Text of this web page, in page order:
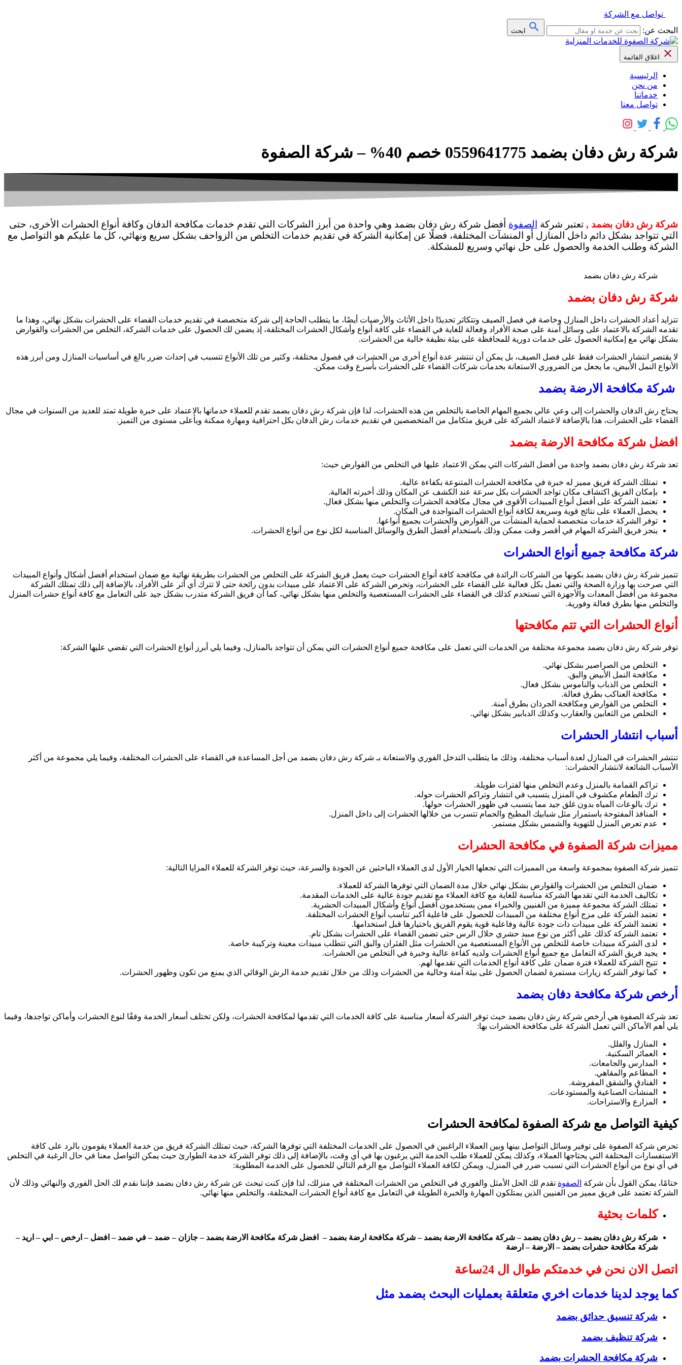
تواصل مع الشركة
البحث عن:
ابحث
اغلاق القائمة
الرئيسية
من نحن
خدماتنا
تواصل معنا
شركة رش دفان بضمد 0559641775 خصم 40% – شركة الصفوة
شركة رش دفان بضمد , تعتبر شركة الصفوة أفضل شركة رش دفان بضمد وهي واحدة من أبرز الشركات التي تقدم خدمات مكافحة الدفان وكافة أنواع الحشرات الأخرى، حتى
التي تتواجد بشكل دائم داخل المنازل أو المنشآت المختلفة، فضلًا عن إمكانية الشركة في تقديم خدمات التخلص من الزواحف بشكل سريع ونهائي، كل ما عليكم هو التواصل مع
الشركة وطلب الخدمة والحصول على حل نهائي وسريع للمشكلة.
شركة رش دفان بضمد
شركة رش دفان بضمد
تتزايد أعداد الحشرات داخل المنازل وخاصة في فصل الصيف وتتكاثر تحديدًا داخل الأثاث والأرضيات أيضًا، ما يتطلب الحاجة إلى شركة متخصصة في تقديم خدمات القضاء على الحشرات بشكل نهائي، وهذا ما
تقدمه الشركة بالاعتماد على وسائل آمنة على صحة الأفراد وفعالة للغاية في القضاء على كافة أنواع وأشكال الحشرات المختلفة، إذ يضمن لك الحصول على خدمات الشركة، التخلص من الحشرات والقوارض
بشكل نهائي مع إمكانية الحصول على خدمات دورية للمحافظة على بيئة نظيفة خالية من الحشرات.
لا يقتصر انتشار الحشرات فقط على فصل الصيف، بل يمكن أن تنتشر عدة أنواع أخرى من الحشرات في فصول مختلفة، وكثير من تلك الأنواع تتسبب في إحداث ضرر بالغ في أساسيات المنازل ومن أبرز هذه
الأنواع النمل الأبيض، ما يجعل من الضروري الاستعانة بخدمات شركات القضاء على الحشرات بأسرع وقت ممكن.
شركة مكافحة الارضة بضمد
يحتاج رش الدفان والحشرات إلى وعي عالي بجميع المهام الخاصة بالتخلص من هذه الحشرات، لذا فإن شركة رش دفان بضمد تقدم للعملاء خدماتها بالاعتماد على خبرة طويلة تمتد للعديد من السنوات في مجال
القضاء على الحشرات، هذا بالإضافة لاعتماد الشركة على فريق متكامل من المتخصصين في تقديم خدمات رش الدفان بكل احترافية ومهارة ممكنة وبأعلى مستوى من التميز.
افضل شركة مكافحة الارضة بضمد
تعد شركة رش دفان بضمد واحدة من أفضل الشركات التي يمكن الاعتماد عليها في التخلص من القوارض حيث:
تمتلك الشركة فريق مميز له خبرة في مكافحة الحشرات المتنوعة بكفاءة عالية.
بإمكان الفريق اكتشاف مكان تواجد الحشرات بكل سرعة عند الكشف عن المكان وذلك أخبرته العالية.
تعتمد الشركة على أفضل أنواع المبيدات الأقوى في مجال مكافحة الحشرات والتخلص منها بشكل فعال.
يحصل العملاء على نتائج قوية وسريعة لكافة أنواع الحشرات المتواجدة في المكان.
توفر الشركة خدمات متخصصة لحماية المنشآت من القوارض والحشرات بجميع أنواعها.
ينجز فريق الشركة المهام في أقصر وقت ممكن وذلك باستخدام أفضل الطرق والوسائل المناسبة لكل نوع من أنواع الحشرات.
شركة مكافحة جميع أنواع الحشرات
تتميز شركة رش دفان بضمد بكونها من الشركات الرائدة في مكافحة كافة أنواع الحشرات حيث يعمل فريق الشركة على التخلص من الحشرات بطريقة نهائية مع ضمان استخدام أفضل أشكال وأنواع المبيدات
التي صرحت بها وزارة الصحة والتي تعمل بكل فعالية على القضاء على الحشرات، وتحرص الشركة على الاعتماد على مبيدات بدون رائحة حتى لا تترك أي أثر على الأفراد، بالإضافة إلى ذلك تمتلك الشركة
مجموعة من أفضل المعدات والأجهزة التي تستخدم كذلك في القضاء على الحشرات المستعصية والتخلص منها بشكل نهائي، كما أن فريق الشركة متدرب بشكل جيد على التعامل مع كافة أنواع حشرات المنزل
والتخلص منها بطرق فعالة وفورية.
أنواع الحشرات التي تتم مكافحتها
توفر شركة رش دفان بضمد مجموعة مختلفة من الخدمات التي تعمل على مكافحة جميع أنواع الحشرات التي يمكن أن تتواجد بالمنازل، وفيما يلي أبرز أنواع الحشرات التي تقضي عليها الشركة:
التخلص من الصراصير بشكل نهائي.
مكافحة النمل الأبيض والبق.
التخلص من الذباب والناموس بشكل فعال.
مكافحة العناكب بطرق فعالة.
التخلص من القوارض ومكافحة الجرذان بطرق آمنة.
التخلص من الثعابين والعقارب وكذلك الدبابير بشكل نهائي.
أسباب انتشار الحشرات
تنتشر الحشرات في المنازل لعدة أسباب مختلفة، وذلك ما يتطلب التدخل الفوري والاستعانة بـ شركة رش دفان بضمد من أجل المساعدة في القضاء على الحشرات المختلفة، وفيما يلي مجموعة من أكثر
الأسباب الشائعة لانتشار الحشرات:
تراكم القمامة بالمنزل وعدم التخلص منها لفترات طويلة.
ترك الطعام مكشوف في المنزل يتسبب في انتشار وتراكم الحشرات حوله.
ترك بالوعات المياه بدون غلق جيد مما يتسبب في ظهور الحشرات حولها.
المنافذ المفتوحة باستمرار مثل شبابيك المطبخ والحمام تتسرب من خلالها الحشرات إلى داخل المنزل.
عدم تعرض المنزل للتهوية والشمس بشكل مستمر.
مميزات شركة الصفوة في مكافحة الحشرات
تتميز شركة الصفوة بمجموعة واسعة من المميزات التي تجعلها الخيار الأول لدى العملاء الباحثين عن الجودة والسرعة، حيث توفر الشركة للعملاء المزايا التالية:
ضمان التخلص من الحشرات والقوارض بشكل نهائي خلال مدة الضمان التي توفرها الشركة للعملاء.
تكاليف الخدمة التي تقدمها الشركة مناسبة للغاية مع كافة العملاء مع تقديم جودة عالية على الخدمات المقدمة.
تمتلك الشركة مجموعة مميزة من الفنيين والخبراء ممن يستخدمون أفضل أنواع وأشكال المبيدات الحشرية.
تعتمد الشركة على مزج أنواع مختلفة من المبيدات للحصول على فاعلية أكبر تناسب أنواع الحشرات المختلفة.
تعتمد الشركة على مبيدات ذات جودة عالية وفاعلية قوية يقوم الفريق باختيارها قبل استخدامها.
تعتمد الشركة كذلك على أكثر من نوع مبيد حشري خلال الرس حتى تضمن القضاء على الحشرات بشكل تام.
لدى الشركة مبيدات خاصة للتخلص من الأنواع المستعصية من الحشرات مثل الفئران والبق التي تتطلب مبيدات معينة وتركيبة خاصة.
يجيد فريق الشركة التعامل مع جميع أنواع الحشرات ولديه كفاءة عالية وخبرة في التخلص من الحشرات.
تتيح الشركة للعملاء فترة ضمان على كافة أنواع الخدمات التي تقدمها لهم.
كما توفر الشركة زيارات مستمرة لضمان الحصول على بيئة آمنة وخالية من الحشرات وذلك من خلال تقديم خدمة الرش الوقائي الذي يمنع من تكون وظهور الحشرات.
أرخص شركة مكافحة دفان بضمد
تعد شركة الصفوة هي أرخص شركة رش دفان بضمد حيث توفر الشركة أسعار مناسبة على كافة الخدمات التي تقدمها لمكافحة الحشرات، ولكن تختلف أسعار الخدمة وفقًا لنوع الحشرات وأماكن تواجدها، وفيما
يلي أهم الأماكن التي تعمل الشركة على مكافحة الحشرات بها:
المنازل والفلل.
العمائر السكنية.
المدارس والجامعات.
المطاعم والمقاهي.
الفنادق والشقق المفروشة.
المنشآت الصناعية والمستودعات.
المزارع والاستراحات.
كيفية التواصل مع شركة الصفوة لمكافحة الحشرات
تحرص شركة الصفوة على توفير وسائل التواصل بينها وبين العملاء الراغبين في الحصول على الخدمات المختلفة التي توفرها الشركة، حيث تمتلك الشركة فريق من خدمة العملاء يقومون بالرد على كافة
الاستفسارات المختلفة التي يحتاجها العملاء، وكذلك يمكن للعملاء طلب الخدمة التي يرغبون بها في أي وقت، بالإضافة إلى ذلك توفر الشركة خدمة الطوارئ حيث يمكن التواصل معنا في حال الرغبة في التخلص
في أي نوع من أنواع الحشرات التي تسبب ضرر في المنزل، ويمكن لكافة العملاء التواصل مع الرقم التالي للحصول على الخدمة المطلوبة:
ختامًا، يمكن القول بأن شركة الصفوة تقدم لك الحل الأمثل والفوري في التخلص من الحشرات المختلفة في منزلك، لذا فإن كنت تبحث عن شركة رش دفان بضمد فإننا نقدم لك الحل الفوري والنهائي وذلك لأن
الشركة تعتمد على فريق مميز من الفنيين الذين يمتلكون المهارة والخبرة الطويلة في التعامل مع كافة أنواع الحشرات المختلفة، والتخلص منها نهائي.
كلمات بحثية
شركة رش دفان بضمد – رش دفان بضمد – شركة مكافحة الارضة بضمد – شركة مكافحة ارضة بضمد – افضل شركة مكافحة الارضة بضمد – جازان – ضمد – في ضمد – افضل – ارخص – ابي – اريد –
شركة مكافحة حشرات بضمد – الارضة – ارضة
اتصل الان نحن في خدمتكم طوال ال 24ساعة
كما يوجد لدينا خدمات اخري متعلقة بعمليات البحث بضمد مثل
شركة تنسيق حدائق بضمد
شركة تنظيف بضمد
شركة مكافحة الحشرات بضمد